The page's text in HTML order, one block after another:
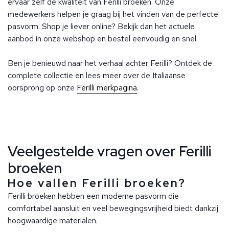
medewerkers helpen je graag bij het vinden van de perfecte
pasvorm. Shop je liever online? Bekijk dan het actuele
aanbod in onze webshop en bestel eenvoudig en snel.
Ben je benieuwd naar het verhaal achter Ferilli? Ontdek de
complete collectie en lees meer over de Italiaanse
oorsprong op onze Ferilli merkpagina.
Veelgestelde vragen over Ferilli
broeken
Hoe vallen Ferilli broeken?
Ferilli broeken hebben een moderne pasvorm die
comfortabel aansluit en veel bewegingsvrijheid biedt dankzij
hoogwaardige materialen.